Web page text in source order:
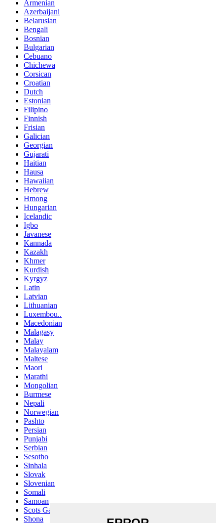
Armenian
Azerbaijani
Belarusian
Bengali
Bosnian
Bulgarian
Cebuano
Chichewa
Corsican
Croatian
Dutch
Estonian
Filipino
Finnish
Frisian
Galician
Georgian
Gujarati
Haitian
Hausa
Hawaiian
Hebrew
Hmong
Hungarian
Icelandic
Igbo
Javanese
Kannada
Kazakh
Khmer
Kurdish
Kyrgyz
Latin
Latvian
Lithuanian
Luxembou..
Macedonian
Malagasy
Malay
Malayalam
Maltese
Maori
Marathi
Mongolian
Burmese
Nepali
Norwegian
Pashto
Persian
Punjabi
Serbian
Sesotho
Sinhala
Slovak
Slovenian
Somali
Samoan
Scots Gaelic
Shona